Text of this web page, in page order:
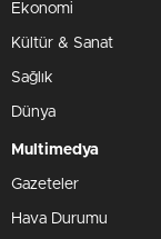
Ekonomi
Kültür & Sanat
Sağlık
Dünya
Multimedya
Gazeteler
Hava Durumu